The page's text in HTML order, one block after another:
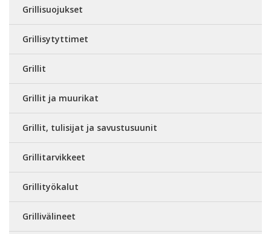
Grillisuojukset
Grillisytyttimet
Grillit
Grillit ja muurikat
Grillit, tulisijat ja savustusuunit
Grillitarvikkeet
Grillityökalut
Grillivälineet